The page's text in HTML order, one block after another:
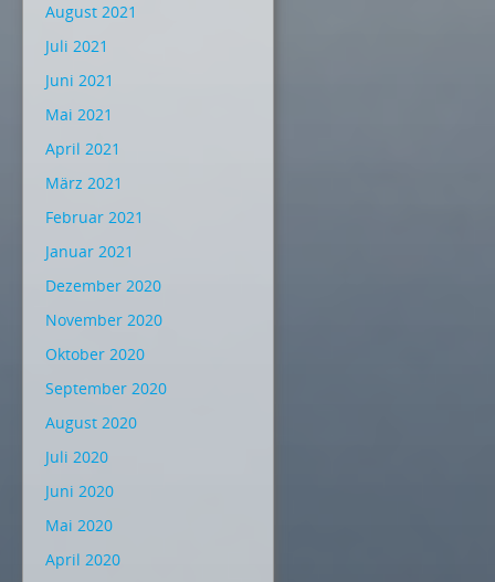
August 2021
Juli 2021
Juni 2021
Mai 2021
April 2021
März 2021
Februar 2021
Januar 2021
Dezember 2020
November 2020
Oktober 2020
September 2020
August 2020
Juli 2020
Juni 2020
Mai 2020
April 2020